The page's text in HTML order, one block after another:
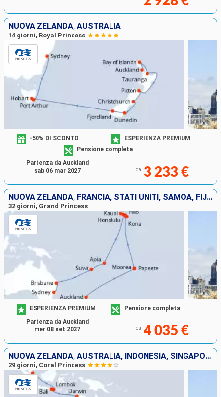
NUOVA ZELANDA, AUSTRALIA
14 giorni, Royal Princess
-50% DI SCONTO
ESPERIENZA PREMIUM
Pensione completa
da 3 233 €
Partenza da Auckland
sab 06 mar 2027
NUOVA ZELANDA, FRANCIA, STATI UNITI, SAMOA, FIJI (ISOLE), AUSTRALIA
32 giorni, Grand Princess
ESPERIENZA PREMIUM Pensione completa
da 4 035 €
Partenza da Auckland
mer 08 set 2027
NUOVA ZELANDA, AUSTRALIA, INDONESIA, SINGAPORE
29 giorni, Coral Princess